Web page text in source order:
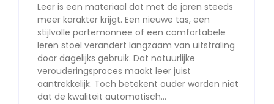
Leer is een materiaal dat met de jaren steeds
meer karakter krijgt. Een nieuwe tas, een
stijlvolle portemonnee of een comfortabele
leren stoel verandert langzaam van uitstraling
door dagelijks gebruik. Dat natuurlijke
verouderingsproces maakt leer juist
aantrekkelijk. Toch betekent ouder worden niet
dat de kwaliteit automatisch…